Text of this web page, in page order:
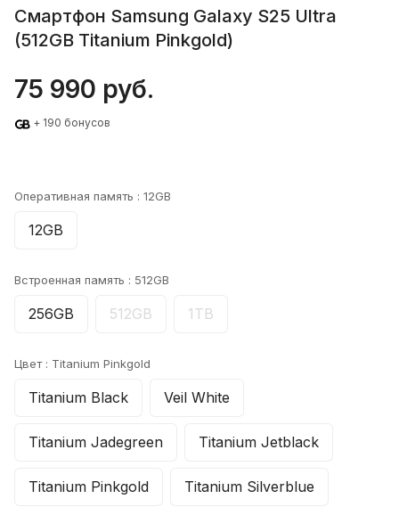
Смартфон Samsung Galaxy S25 Ultra
(512GB Titanium Pinkgold)
75 990 руб.
+ 190 бонусов
Оперативная память : 12GB
12GB
Встроенная память : 512GB
256GB 512GB 1TB
Цвет : Titanium Pinkgold
Titanium Black Veil White
Titanium Jadegreen Titanium Jetblack
Titanium Pinkgold Titanium Silverblue